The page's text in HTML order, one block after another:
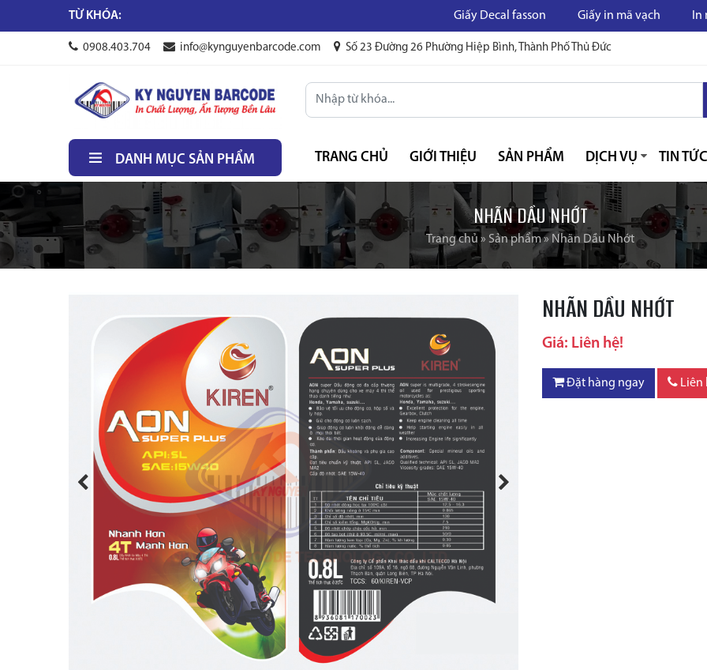
TỪ KHÓA: Giấy Decal fasson Giấy in mã vạch In mã vạch
0908.403.704 info@kynguyenbarcode.com Số 23 Đường 26 Phường Hiệp Bình, Thành Phố Thủ Đức
DANH MỤC SẢN PHẨM TRANG CHỦ GIỚI THIỆU SẢN PHẨM DỊCH VỤ TIN TỨC
NHÃN DẦU NHỚT
Trang chủ » Sản phẩm» Nhãn Dầu Nhớt
NHÃN DẦU NHỚT
Giá: Liên hệ!
Đặt hàng ngay Liên